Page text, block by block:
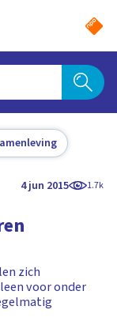
4 jun 2015 1.7k
zich
voor onder